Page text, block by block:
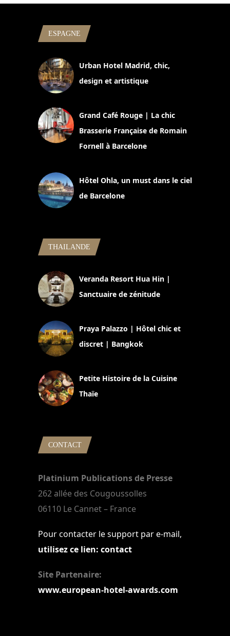
ESPAGNE
Urban Hotel Madrid, chic,
design et artistique
Grand Café Rouge | La chic
Brasserie Française de Romain
Fornell à Barcelone
Hôtel Ohla, un must dans le ciel
de Barcelone
THAILANDE
Veranda Resort Hua Hin |
Sanctuaire de zénitude
Praya Palazzo | Hôtel chic et
discret | Bangkok
Petite Histoire de la Cuisine
Thaïe
CONTACT
Platinium Publications de Presse
262 allée des Cougoussolles
06110 Le Cannet – France
Pour contacter le support par e-mail,
utilisez ce lien: contact
Site Partenaire:
www.european-hotel-awards.com